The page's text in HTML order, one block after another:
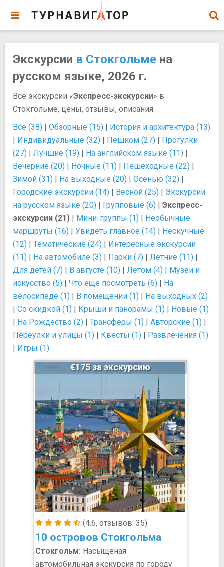
Экскурсии в Стокгольме на
русском языке, 2026 г.
Все экскурсии «Экспресс-экскурсии» в
Стокгольме, цены, отзывы, описания.
Все (38) | Обзорные (15) | История и архитектура (13)
| Индивидуальные (32) | Пешком (27) | Прогулки
(27) | Лучшие (19) | На английском языке (11) |
Вечерние (20) | Ночные (11) | Пешеходные (22) |
Зимой (31) | На выходные (20) | Осенью (32) |
Городские экскурсии (14) | Весной (25) | Экскурсии
на русском языке (20) | Групповые (6) | Экспресс-
экскурсии (21) | Мини-группы (1) | Необычные
маршруты (16) | Увидеть главное (14) | Нескучные
(12) | Тематические (24) | Интересные экскурсии
(11) | На автомобиле (3) | Парки (7) | Летние (11) |
Для детей (7) | В августе (10) | Летом (4) | Музеи и
искусство (5) | Что ещё посмотреть (6) | На
велосипеде (1) | В помещении (1) | На выходных (2)
| Со скидкой (1) | Крыши и панорамы (1) | Новые (1)
| На Рождество (2) | Трансферы (1) | Авторские (1) |
Переулки и улицы (1) | Квесты (1) | Развлечения (1)
| Игры (1)
(4.6, отзывов: 35)
10 островов Стокгольма
€175 за экскурсию
Стокгольм: Насыщеная
автомобильная экскурсия по городу